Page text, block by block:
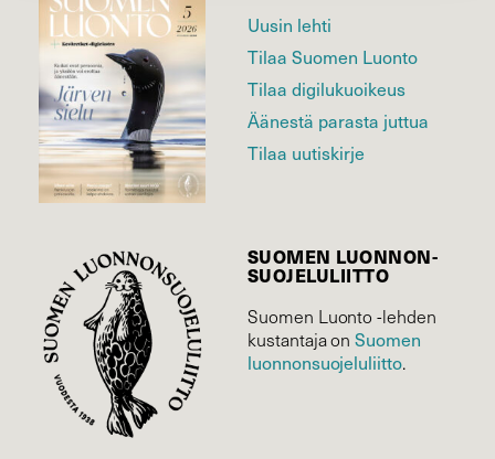
Uusin lehti
Tilaa Suomen Luonto
Tilaa digilukuoikeus
Äänestä parasta juttua
Tilaa uutiskirje
SUOMEN LUONNON­
SUOJELU­LIITTO
Suomen Luonto -lehden
kustantaja onSuomen
luonnonsuojelu­liitto.